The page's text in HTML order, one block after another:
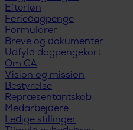
Efterløn
Feriedagpenge
Formularer
Breve og dokumenter
Udfyld dagpengekort
Om CA
Vision og mission
Bestyrelse
Repræsentantskab
Medarbejdere
Ledige stillinger